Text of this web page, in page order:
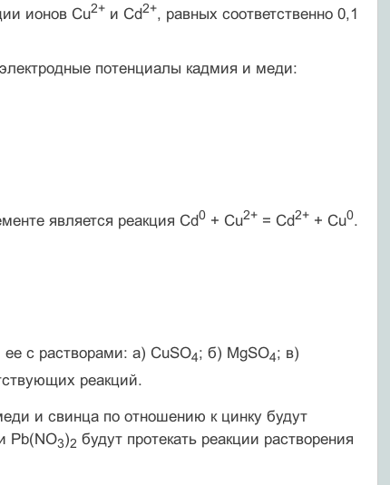
ионов Cu2+и Cd2+, равных соответственно 0,1
потенциалы кадмия и меди:
является реакция Cd0+ Cu2+= Cd2++ Cu0.
с растворами: а) CuSO4; б) MgSO4; в)
реакций.
и свинца по отношению к цинку будут
Pb(NO3)2 будут протекать реакции растворения